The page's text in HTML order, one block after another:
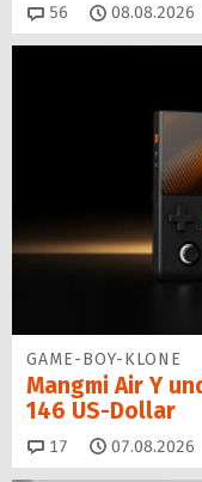
56 Kommentare
08.08.2026
GAME-BOY-KLONE
Mangmi Air Y
146 US-Dollar
17 Kommentare
07.08.2026